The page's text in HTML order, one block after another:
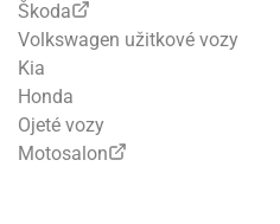
Škoda
Volkswagen užitkové vozy
Kia
Honda
Ojeté vozy
Motosalon